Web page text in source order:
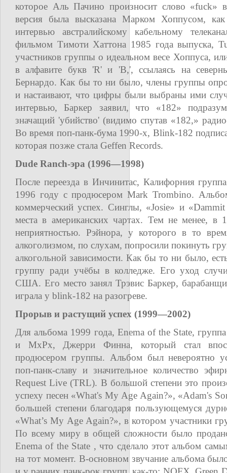
которое Аль Пачино произносит слово
версия была высказана Марком Хоппусом,
интервью австралийскому кабельному
фильмом Тимоти Хаттона 1985 года выпуска,
участников группы о идеальном весе Хоппуса,
в алфавите букв 'R' и 'B,', ссылаясь на
Бернардо. Как бы то ни было, члены группы
и настаивают, что цифры были выбраны ими
интервью, Баркер заявил, что «182»
значащий 'убийство' (видимо спутав «182,»
Во время поп-панк-бума 1990-х, Blink-182
которая позже стала Geffen Records.
Dude Ranch-эра (1996—1998)
После переезда в Инчинитас, Калифорния
1996 году с продюсером Mark Trombino.
коммерческий успех. Синглы, «Josie» и
места в американских чартах. Тем не менее, в
неприятностью. Рэйнора, у которого в то
алкоголизмом, по слухам, попросили покинуть
алкогольной зависимости. Как бы то ни было,
группу ради учёбы в колледже. Его уход
США. Его место занял Трэвис Баркер,
играла у blink-182 на разогреве.
Прорыв и растущий успех (1999—2002)
Для альбома 1999 года, Enema of the State,
и MxPx, Джерри Финна, который стал
продюсером группы. Альбом был невероятно
поп-панк-славу и значительное количество
Request Live (TRL). В большой степени это
успеху песен «What's My Age Again?», «Adam's
большей степени благодаря пользующемуся
«What’s My Age Again?», в котором участники
По всему миру в общей сложности было
Enema of the State , что сделало этот альбом
на тот момент. В-основном звучание альбома